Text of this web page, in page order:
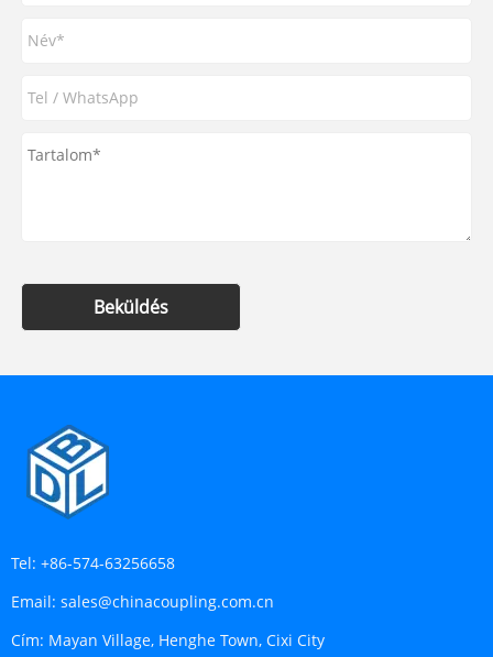
Beküldés
Tel: +86-574-63256658
Email: sales@chinacoupling.com.cn
Cím: Mayan Village, Henghe Town, Cixi City